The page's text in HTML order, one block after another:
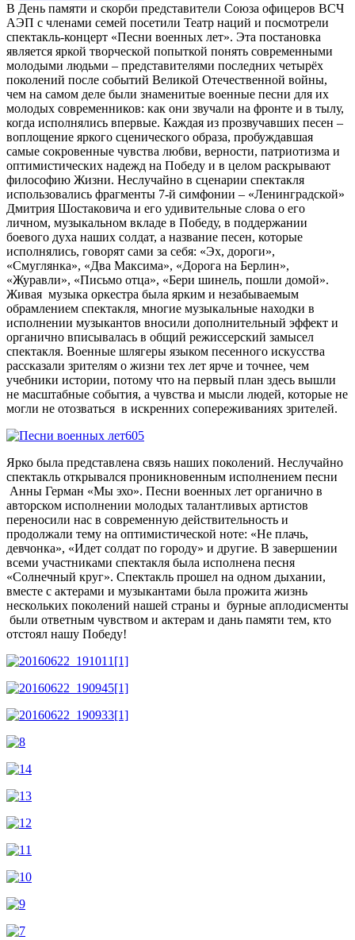
В День памяти и скорби представители Союза офицеров ВСЧ
АЭП с членами семей посетили Театр наций и посмотрели
спектакль-концерт «Песни военных лет». Эта постановка
является яркой творческой попыткой понять современными
молодыми людьми – представителями последних четырёх
поколений после событий Великой Отечественной войны,
чем на самом деле были знаменитые военные песни для их
молодых современников: как они звучали на фронте и в тылу,
когда исполнялись впервые. Каждая из прозвучавших песен –
воплощение яркого сценического образа, пробуждавшая
самые сокровенные чувства любви, верности, патриотизма и
оптимистических надежд на Победу и в целом раскрывают
философию Жизни. Неслучайно в сценарии спектакля
использовались фрагменты 7-й симфонии – «Ленинградской»
Дмитрия Шостаковича и его удивительные слова о его
личном, музыкальном вкладе в Победу, в поддержании
боевого духа наших солдат, а название песен, которые
исполнялись, говорят сами за себя: «Эх, дороги»,
«Смуглянка», «Два Максима», «Дорога на Берлин»,
«Журавли», «Письмо отца», «Бери шинель, пошли домой».
Живая музыка оркестра была ярким и незабываемым
обрамлением спектакля, многие музыкальные находки в
исполнении музыкантов вносили дополнительный эффект и
органично вписывалась в общий режиссерский замысел
спектакля. Военные шлягеры языком песенного искусства
рассказали зрителям о жизни тех лет ярче и точнее, чем
учебники истории, потому что на первый план здесь вышли
не масштабные события, а чувства и мысли людей, которые не
могли не отозваться в искренних сопереживаниях зрителей.
Ярко была представлена связь наших поколений. Неслучайно
спектакль открывался проникновенным исполнением песни
Анны Герман «Мы эхо». Песни военных лет органично в
авторском исполнении молодых талантливых артистов
переносили нас в современную действительность и
продолжали тему на оптимистической ноте: «Не плачь,
девчонка», «Идет солдат по городу» и другие. В завершении
всеми участниками спектакля была исполнена песня
«Солнечный круг». Спектакль прошел на одном дыхании,
вместе с актерами и музыкантами была прожита жизнь
нескольких поколений нашей страны и бурные аплодисменты
были ответным чувством и актерам и дань памяти тем, кто
отстоял нашу Победу!